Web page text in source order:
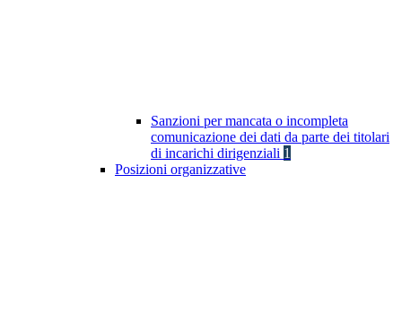
Sanzioni per mancata o incompleta
comunicazione dei dati da parte dei titolari
di incarichi dirigenziali 1
Posizioni organizzative